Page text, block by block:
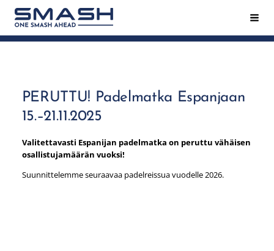
Siirry
sivun
sisältöön
Smash ry - Suomen suurin mailapeliseura
PERUTTU! Padelmatka Espanjaan
15.–21.11.2025
Valitettavasti Espanijan padelmatka on peruttu vähäisen
osallistujamäärän vuoksi!
Suunnittelemme seuraavaa padelreissua vuodelle 2026.